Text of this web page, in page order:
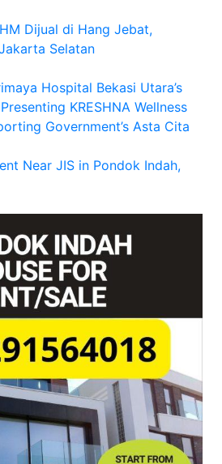
Dijual di Hang Jebat,
Selatan
Hospital Bekasi Utara’s
KRESHNA Wellness
Government’s Asta Cita
Near JIS in Pondok Indah,